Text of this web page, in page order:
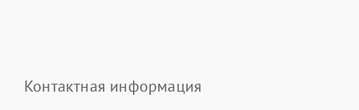
Контактная информация